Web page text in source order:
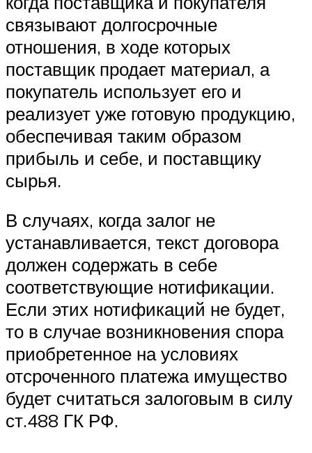
связывают долгосрочные
отношения, в ходе которых
поставщик продает материал, а
покупатель использует его и
реализует уже готовую продукцию,
обеспечивая таким образом
прибыль и себе, и поставщику
сырья.
В случаях, когда залог не
устанавливается, текст договора
должен содержать в себе
соответствующие нотификации.
Если этих нотификаций не будет,
то в случае возникновения спора
приобретенное на условиях
отсроченного платежа имущество
будет считаться залоговым в силу
ст.488 ГК РФ.